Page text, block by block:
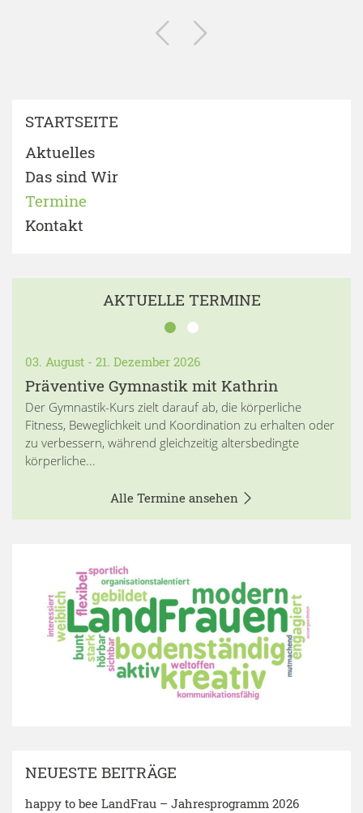
STARTSEITE
Aktuelles
Das sind Wir
Termine
Kontakt
AKTUELLE TERMINE
03. August - 21. Dezember 2026
Präventive Gymnastik mit Kathrin
Der Gymnastik-Kurs zielt darauf ab, die körperliche
Fitness, Beweglichkeit und Koordination zu erhalten oder
zu verbessern, während gleichzeitig altersbedingte
körperliche...
Alle Termine ansehen
NEUESTE BEITRÄGE
happy to bee LandFrau – Jahresprogramm 2026